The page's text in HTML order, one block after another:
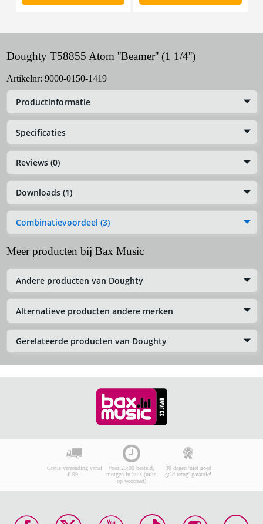
Doughty T58855 Atom ''Beamer'' (1 1/4'')
Artikelnr: 9000-0150-1419
Productinformatie
Specificaties
Reviews (0)
Downloads (1)
Combinatievoordeel (3)
Meer producten bij Bax Music
Andere producten van Doughty
Alternatieve producten andere merken
Gerelateerde producten van Doughty
Gratis verzending vanaf
€ 99,-
Voor 23:00 besteld,
morgen in huis (mits
op voorraad)
30 dagen 'niet goed
geld terug' garantie!